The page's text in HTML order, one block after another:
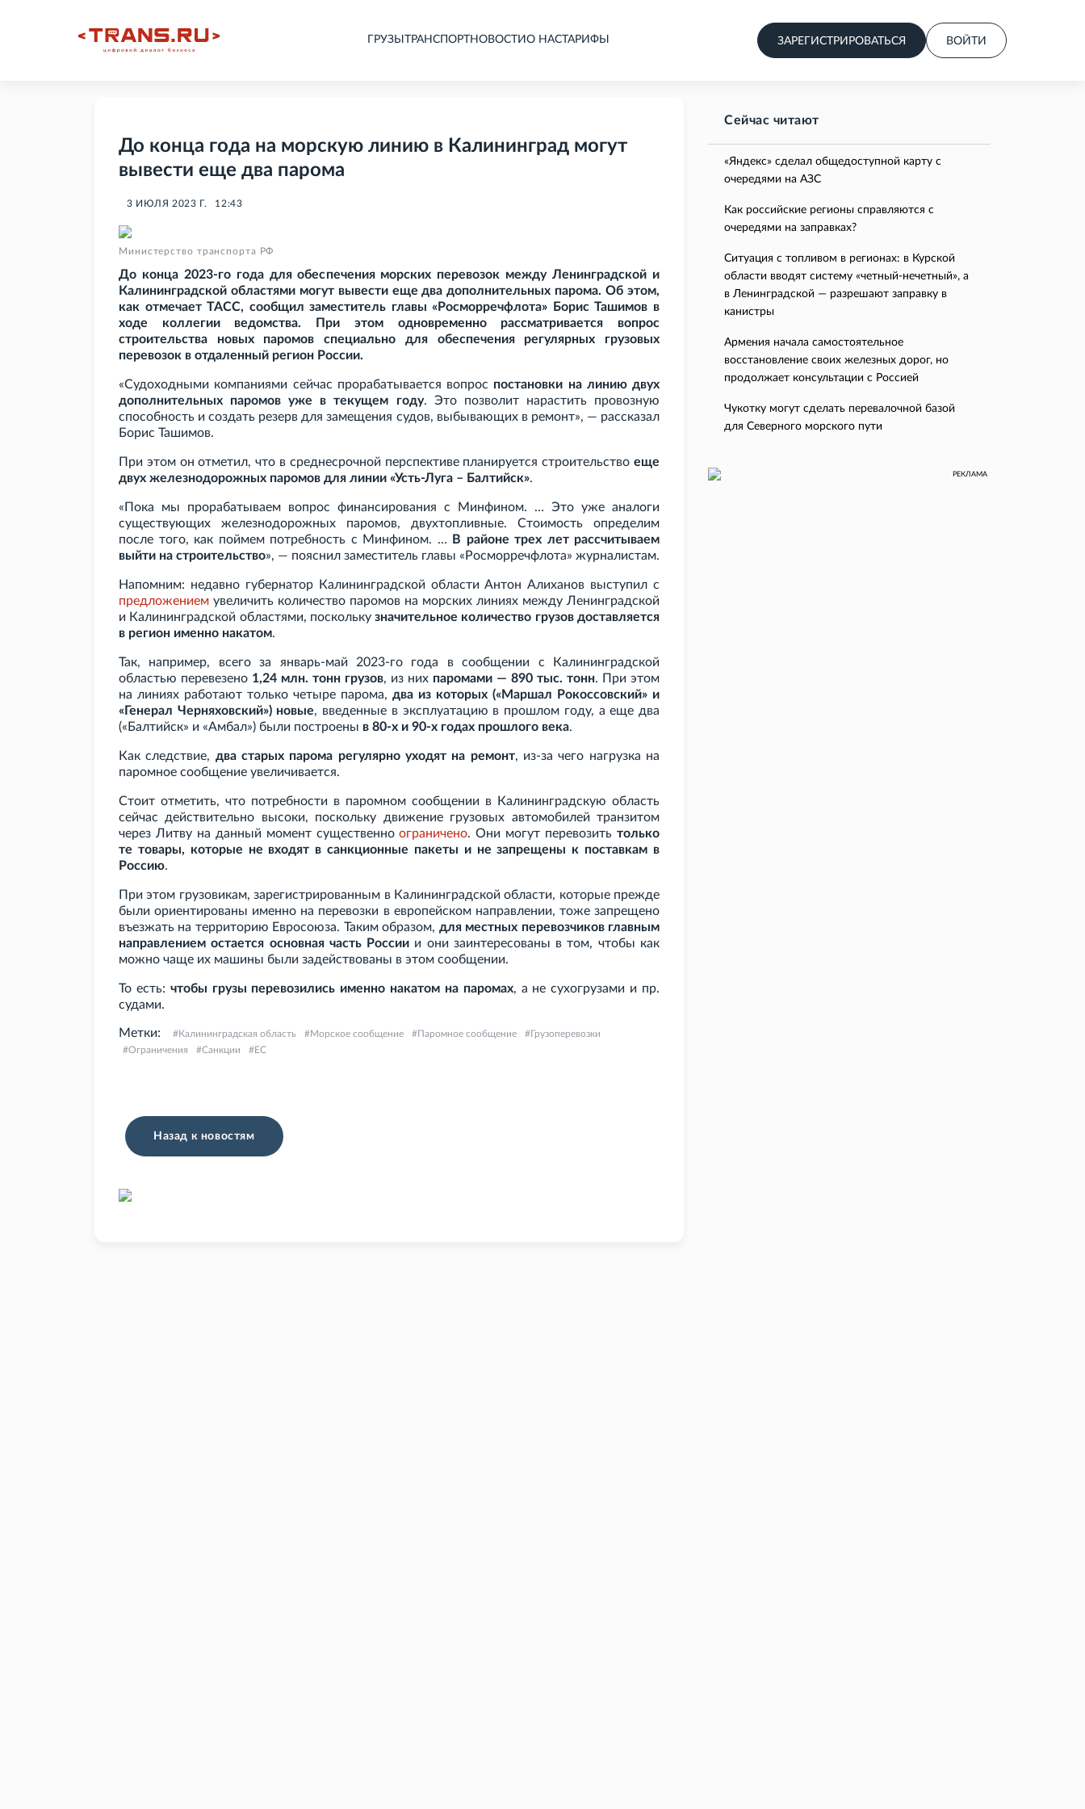
ГРУЗЫ ТРАНСПОРТНОВОСТИ О НАСТАРИФЫ ЗАРЕГИСТРИРОВАТЬСЯ ВОЙТИ
До конца года на морскую линию в Калининград могут
вывести еще два парома
3 ИЮЛЯ 2023 Г. 12:43
Министерство транспорта РФ
До конца 2023-го года для обеспечения морских перевозок между Ленинградской и
Калининградской областями могут вывести еще два дополнительных парома. Об этом,
как отмечает ТАСС, сообщил заместитель главы «Росморречфлота» Борис Ташимов в
ходе коллегии ведомства. При этом одновременно рассматривается вопрос
строительства новых паромов специально для обеспечения регулярных грузовых
перевозок в отдаленный регион России.
«Судоходными компаниями сейчас прорабатывается вопрос постановки на линию двух
дополнительных паромов уже в текущем году. Это позволит нарастить провозную
способность и создать резерв для замещения судов, выбывающих в ремонт», — рассказал
Борис Ташимов.
При этом он отметил, что в среднесрочной перспективе планируется строительство еще
двух железнодорожных паромов для линии «Усть-Луга – Балтийск».
«Пока мы прорабатываем вопрос финансирования с Минфином. … Это уже аналоги
существующих железнодорожных паромов, двухтопливные. Стоимость определим
после того, как поймем потребность с Минфином. …
В районе трех лет рассчитываем
выйти на строительство», — пояснил заместитель главы «Росморречфлота» журналистам.
Напомним: недавно губернатор Калининградской области Антон Алиханов выступил с
предложением увеличить количество паромов на морских линиях между Ленинградской
и Калининградской областями, посколькузначительное количество грузов доставляется
в регион именно накатом.
Так, например, всего за январь-май 2023-го года в сообщении с Калининградской
областью перевезено 1,24 млн. тонн грузов, из них паромами — 890 тыс. тонн. При этом
на линиях работают только четыре парома, два из которых («Маршал Рокоссовский» и
«Генерал Черняховский») новые, введенные в эксплуатацию в прошлом году, а еще два
(«Балтийск» и «Амбал») были построены в 80-х и 90-х годах прошлого века.
Как следствие, два старых парома регулярно уходят на ремонт, из-за чего нагрузка на
паромное сообщение увеличивается.
Стоит отметить, что потребности в паромном сообщении в Калининградскую область
сейчас действительно высоки, поскольку движение грузовых автомобилей транзитом
через Литву на данный момент существенноограничено. Они могут перевозитьтолько
те товары, которые не входят в санкционные пакеты и не запрещены к поставкам в
Россию.
При этом грузовикам, зарегистрированным в Калининградской области, которые прежде
были ориентированы именно на перевозки в европейском направлении, тоже запрещено
въезжать на территорию Евросоюза. Таким образом, для местных перевозчиков главным
направлением остается основная часть России и они заинтересованы в том, чтобы как
можно чаще их машины были задействованы в этом сообщении.
То есть: чтобы грузы перевозились именно накатом на паромах, а не сухогрузами и пр.
судами.
Метки: Калининградская область Морское сообщение Паромное сообщение
Грузоперевозки
Ограничения
Санкции ЕС
Назад к новостям
Сейчас читают
«Яндекс» сделал общедоступной карту с
очередями на АЗС
Как российские регионы справляются с
очередями на заправках?
Ситуация с топливом в регионах: в Курской
области вводят систему «четный-нечетный», а
в Ленинградской — разрешают заправку в
канистры
Армения начала самостоятельное
восстановление своих железных дорог, но
продолжает консультации с Россией
Чукотку могут сделать перевалочной базой
для Северного морского пути
РЕКЛАМА